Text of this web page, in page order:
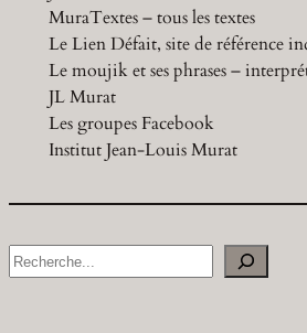
MuraTextes – tous les textes
Le Lien Défait, site de référence
Le moujik et ses phrases –
JL Murat
Les groupes Facebook
Institut Jean-Louis Murat
S